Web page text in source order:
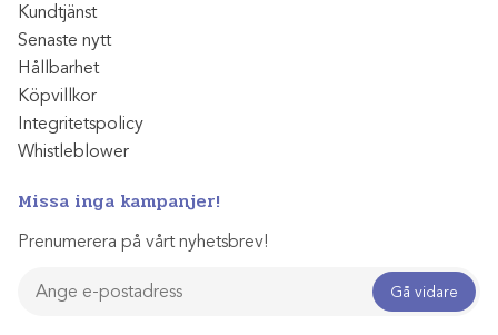
Kundtjänst
Senaste nytt
Hållbarhet
Köpvillkor
Integritetspolicy
Whistleblower
Missa inga kampanjer!
Prenumerera på vårt nyhetsbrev!
Gå vidare